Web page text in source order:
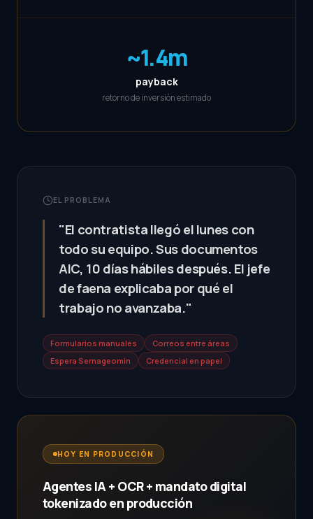
~1.4m
payback
retorno de inversión estimado
EL PROBLEMA
"El contratista llegó el lunes con
todo su equipo. Sus documentos
AIC, 10 días hábiles después. El jefe
de faena explicaba por qué el
trabajo no avanzaba."
Formularios manuales
Correos entre áreas
Espera Sernageomin
Credencial en papel
HOY EN PRODUCCIÓN
Agentes IA + OCR + mandato digital
tokenizado en producción